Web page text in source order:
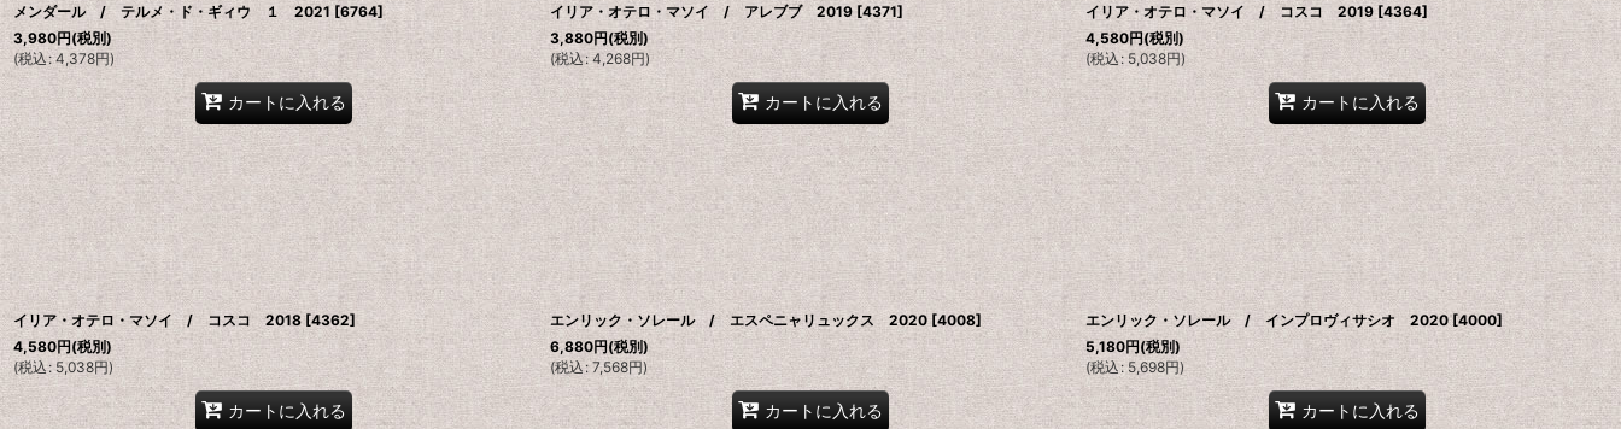
メンダール / テルメ・ド・ギィウ １ 2021 [6764]
3,980円(税別)
(税込: 4,378円)
カートに入れる
イリア・オテロ・マソイ / アレブブ 2019 [4371]
3,880円(税別)
(税込: 4,268円)
カートに入れる
イリア・オテロ・マソイ / コスコ 2019 [4364]
4,580円(税別)
(税込 : 5,038円)
カートに入れる
イリア・オテロ・マソイ / コスコ 2018 [4362]
4,580円(税別)
(税込: 5,038円)
カートに入れる
エンリック・ソレール / エスペニャリュックス 2020 [4008]
6,880円(税別)
(税込: 7,568円)
カートに入れる
エンリック・ソレール / インプロヴィサシオ 2020 [4000]
5,180円(税別)
(税込: 5,698円)
カートに入れる